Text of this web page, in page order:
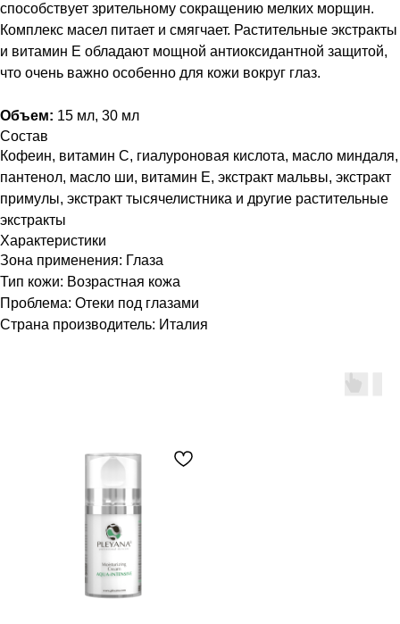
способствует зрительному сокращению мелких морщин.
Комплекс масел питает и смягчает. Растительные экстракты
и витамин Е обладают мощной антиоксидантной защитой,
что очень важно особенно для кожи вокруг глаз.
Объем: 15 мл, 30 мл
Состав
Кофеин, витамин С, гиалуроновая кислота, масло миндаля,
пантенол, масло ши, витамин Е, экстракт мальвы, экстракт
примулы, экстракт тысячелистника и другие растительные
экстракты
Характеристики
Зона применения: Глаза
Тип кожи: Возрастная кожа
Проблема: Отеки под глазами
Страна производитель: Италия